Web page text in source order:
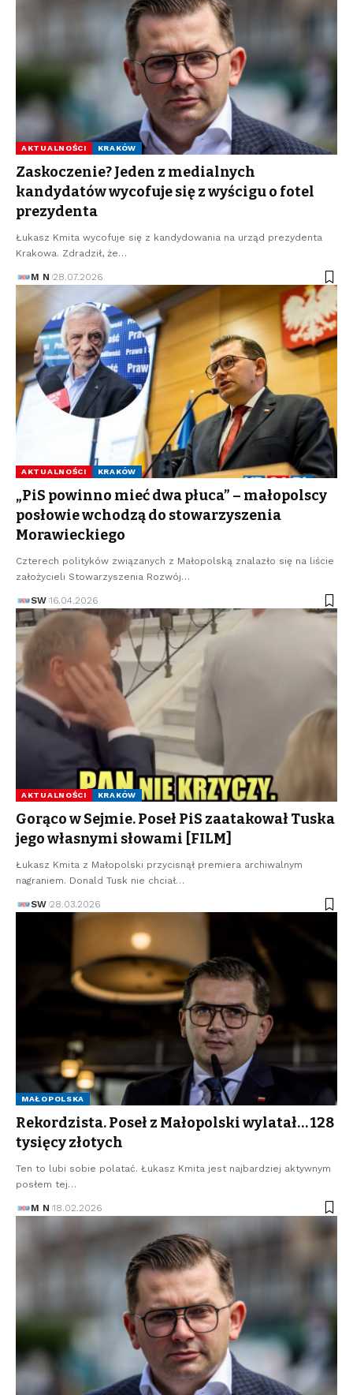
AKTUALNOŚCI KRAKÓW
Zaskoczenie? Jeden z medialnych
kandydatów wycofuje się z wyścigu o fotel
prezydenta
Łukasz Kmita wycofuje się z kandydowania na urząd prezydenta
Krakowa. Zdradził, że…
M N 28.07.2026
AKTUALNOŚCI KRAKÓW
„PiS powinno mieć dwa płuca” – małopolscy
posłowie wchodzą do stowarzyszenia
Morawieckiego
Czterech polityków związanych z Małopolską znalazło się na liście
założycieli Stowarzyszenia Rozwój…
SW 16.04.2026
AKTUALNOŚCI KRAKÓW
Gorąco w Sejmie. Poseł PiS zaatakował Tuska
jego własnymi słowami [FILM]
Łukasz Kmita z Małopolski przycisnął premiera archiwalnym
nagraniem. Donald Tusk nie chciał…
SW 28.03.2026
MAŁOPOLSKA
Rekordzista. Poseł z Małopolski wylatał… 128
tysięcy złotych
Ten to lubi sobie polatać. Łukasz Kmita jest najbardziej aktywnym
posłem tej…
M N 18.02.2026